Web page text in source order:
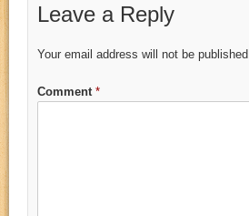
Leave a Reply
Your email address will not be published.
Comment *